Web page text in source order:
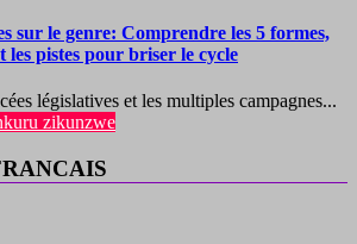
sur le genre: Comprendre les 5 formes,
les pistes pour briser le cycle
législatives et les multiples campagnes...
zikunzwe